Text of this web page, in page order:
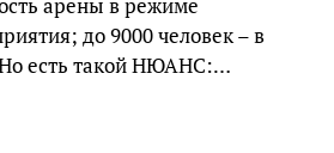
арены в режиме
до 9000 человек – в
есть такой НЮАНС:…